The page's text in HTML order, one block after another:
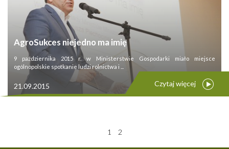
AgroSukces niejedno ma imię
9 października 2015 r. w Ministerstwie Gospodarki miało miejsce
ogólnopolskie spotkanie ludzi rolnictwa i ...
21.09.2015 Czytaj więcej
1 2